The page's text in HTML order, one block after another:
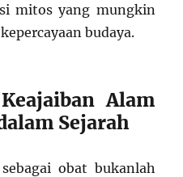
mitos yang mungkin
budaya.
Alam
Sejarah
obat bukanlah